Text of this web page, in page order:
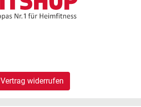
Vertrag widerrufen